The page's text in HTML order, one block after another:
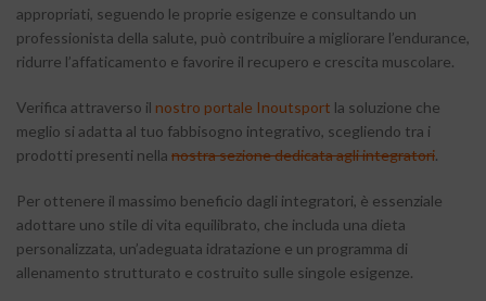
appropriati, seguendo le proprie esigenze e consultando un
professionista della salute, può contribuire a migliorare l’endurance,
ridurre l’affaticamento e favorire il recupero e crescita muscolare.
Verifica attraverso il nostro portale Inoutsport la soluzione che
meglio si adatta al tuo fabbisogno integrativo, scegliendo tra i
prodotti presenti nella nostra sezione dedicata agli integratori.
Per ottenere il massimo beneficio dagli integratori, è essenziale
adottare uno stile di vita equilibrato, che includa una dieta
personalizzata, un’adeguata idratazione e un programma di
allenamento strutturato e costruito sulle singole esigenze.